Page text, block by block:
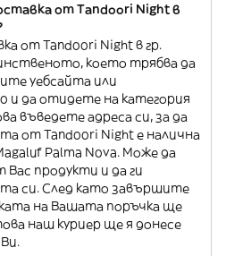
от Tandoori Night в
от Tandoori Night в гр.
което трябва да
уебсайта или
и да отидете на категория
въведете адреса си, за да
от Tandoori Night е налична
Palma Nova. Може да
продукти и да ги
си. След като завършите
на Вашата поръчка ще
наш куриер ще я донесе